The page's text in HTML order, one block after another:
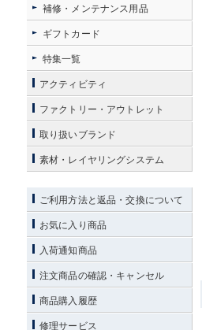
補修・メンテナンス用品
ギフトカード
特集一覧
アクティビティ
ファクトリー・アウトレット
取り扱いブランド
素材・レイヤリングシステム
ご利用方法と返品・交換について
お気に入り商品
入荷通知商品
注文商品の確認・キャンセル
商品購入履歴
修理サービス